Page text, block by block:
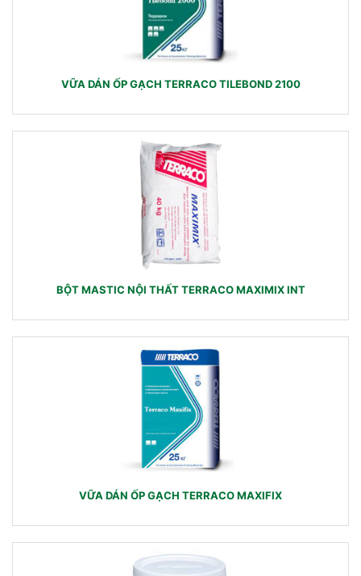
VỮA DÁN ỐP GẠCH TERRACO TILEBOND 2100
BỘT MASTIC NỘI THẤT TERRACO MAXIMIX INT
VỮA DÁN ỐP GẠCH TERRACO MAXIFIX